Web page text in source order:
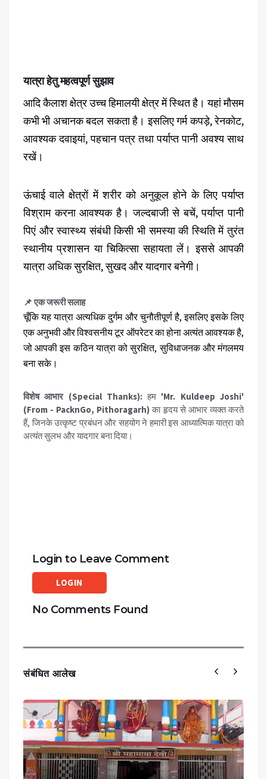
यात्रा हेतु महत्वपूर्ण सुझाव
आदि कैलाश क्षेत्र उच्च हिमालयी क्षेत्र में स्थित है। यहां मौसम
कभी भी अचानक बदल सकता है। इसलिए गर्म कपड़े, रेनकोट,
आवश्यक दवाइयां, पहचान पत्र तथा पर्याप्त पानी अवश्य साथ
रखें।
ऊंचाई वाले क्षेत्रों में शरीर को अनुकूल होने के लिए पर्याप्त
विश्राम करना आवश्यक है। जल्दबाजी से बचें, पर्याप्त पानी
पिएं और स्वास्थ्य संबंधी किसी भी समस्या की स्थिति में तुरंत
स्थानीय प्रशासन या चिकित्सा सहायता लें। इससे आपकी
यात्रा अधिक सुरक्षित, सुखद और यादगार बनेगी।
📌 एक जरूरी सलाह
चूँकि यह यात्रा अत्यधिक दुर्गम और चुनौतीपूर्ण है, इसलिए इसके लिए
एक अनुभवी और विश्वसनीय टूर ऑपरेटर का होना अत्यंत आवश्यक है,
जो आपकी इस कठिन यात्रा को सुरक्षित, सुविधाजनक और मंगलमय
बना सके।
विशेष आभार (Special Thanks):हम 'Mr. Kuldeep Joshi'
(From - PacknGo, Pithoragarh)का हृदय से आभार व्यक्त करते
हैं, जिनके उत्कृष्ट प्रबंधन और सहयोग ने हमारी इस आध्यात्मिक यात्रा को
अत्यंत सुलभ और यादगार बना दिया।
Login to Leave Comment
LOGIN
No Comments Found
संबंधित आलेख